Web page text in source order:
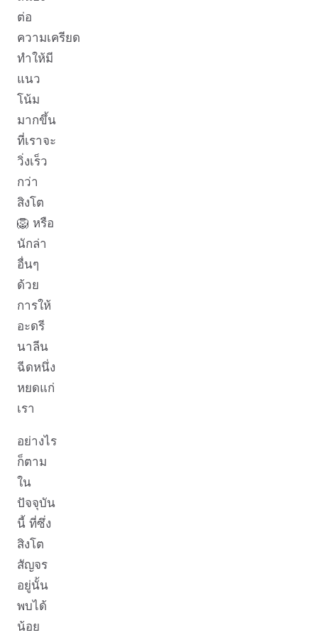
ต่อ
ความเครียด
ทำให้มี
แนว
โน้ม
มากขึ้น
ที่เราจะ
วิ่งเร็ว
กว่า
สิงโต
🦁 หรือ
นักล่า
อื่นๆ
ด้วย
การให้
อะดรี
นาลีน
ฉีดหนึ่ง
หยดแก่
เรา
อย่างไร
ก็ตาม
ใน
ปัจจุบัน
นี้ ที่ซึ่ง
สิงโต
สัญจร
อยู่นั้น
พบได้
น้อย